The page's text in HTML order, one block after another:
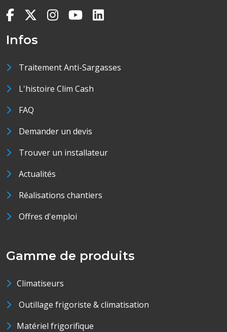
Infos
Traitement Anti-Sargasses
L'histoire Clim Cash
FAQ
Demander un devis
Trouver un installateur
Actualités
Réalisations chantiers
Offres d'emploi
Gamme de produits
Climatiseurs
Outillage frigoriste & climatisation
Matériel frigorifique